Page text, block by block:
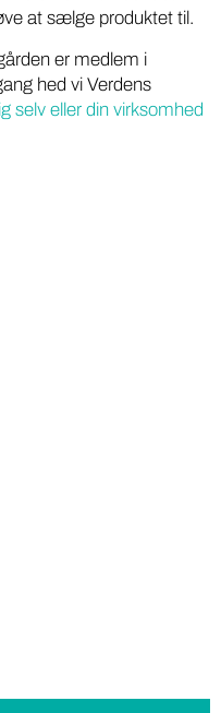
at sælge produktet til.
er medlem i
hed vi Verdens
selv eller din virksomhed